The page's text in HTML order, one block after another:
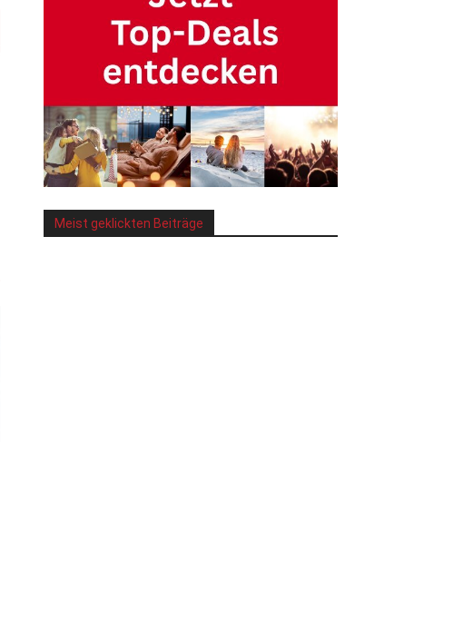
Meist geklickten Beiträge